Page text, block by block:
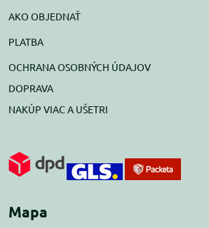
AKO OBJEDNAŤ
PLATBA
OCHRANA OSOBNÝCH ÚDAJOV
DOPRAVA
NAKÚP VIAC A UŠETRI
Mapa